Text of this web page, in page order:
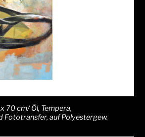
70 cm/ Öl, Tempera,
Fototransfer, auf Polyestergew.